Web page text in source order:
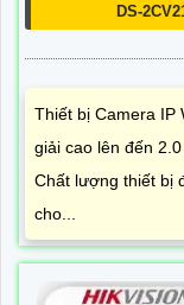
DS-
Thiết bị Camera IP
giải cao lên đến
Chất lượng thiết bị
cho...